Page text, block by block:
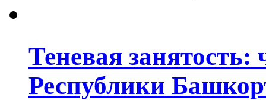
Теневая занятость:
Республики